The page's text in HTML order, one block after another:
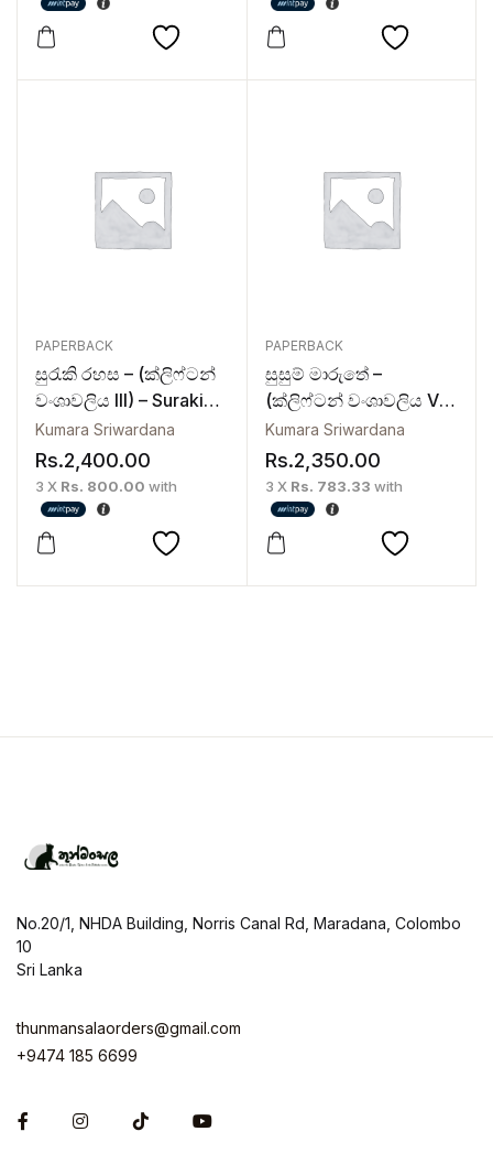
PAPERBACK
සුරැකි රහස – (ක්ලිෆ්ටන්
වංශාවලිය III) – Suraki
Rahasa
Kumara Sriwardana
Rs.2,400.00
3 X Rs. 800.00 with
PAPERBACK
සුසුම් මාරුතේ –
(ක්ලිෆ්ටන් වංශාවලිය V)
– Susum Maruthe
Kumara Sriwardana
Rs.2,350.00
3 X Rs. 783.33 with
No.20/1, NHDA Building, Norris Canal Rd, Maradana, Colombo
10
Sri Lanka
thunmansalaorders@gmail.com
+9474 185 6699
FacebookInstagram